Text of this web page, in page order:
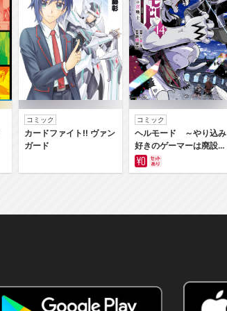
コミック
カードファイト‼ ヴァン
ガード
コミック
ヘルモード ～やり込み
好きのゲーマーは廃設定
の異世界で無双する～は
じまりの召喚士